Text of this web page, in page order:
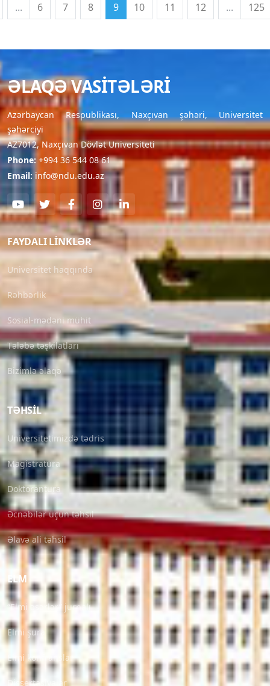
... 6 7 8 9 10 11 12 ... 125
ƏLAQƏ VASITƏLƏRI
Azərbaycan Respublikası, Naxçıvan şəhəri, Universitet
şəhərciyi
AZ7012, Naxçıvan Dövlət Universiteti
Phone: +994 36 544 08 61
Email: info@ndu.edu.az
FAYDALI LINKLƏR
Universitet haqqında
Rəhbərlik
Sosial-mədəni mühit
Tələbə təşkilatları
Bizimlə əlaqə
TƏHSIL
Universitetimizdə tədris
Magistratura
Doktorantura
Əcnəbilər üçün təhsil
Əlavə ali təhsil
ELM
“Elmi əsərlər” jurnalı
Elmi şura
Elmi konfranslar
Dissertasiyalar